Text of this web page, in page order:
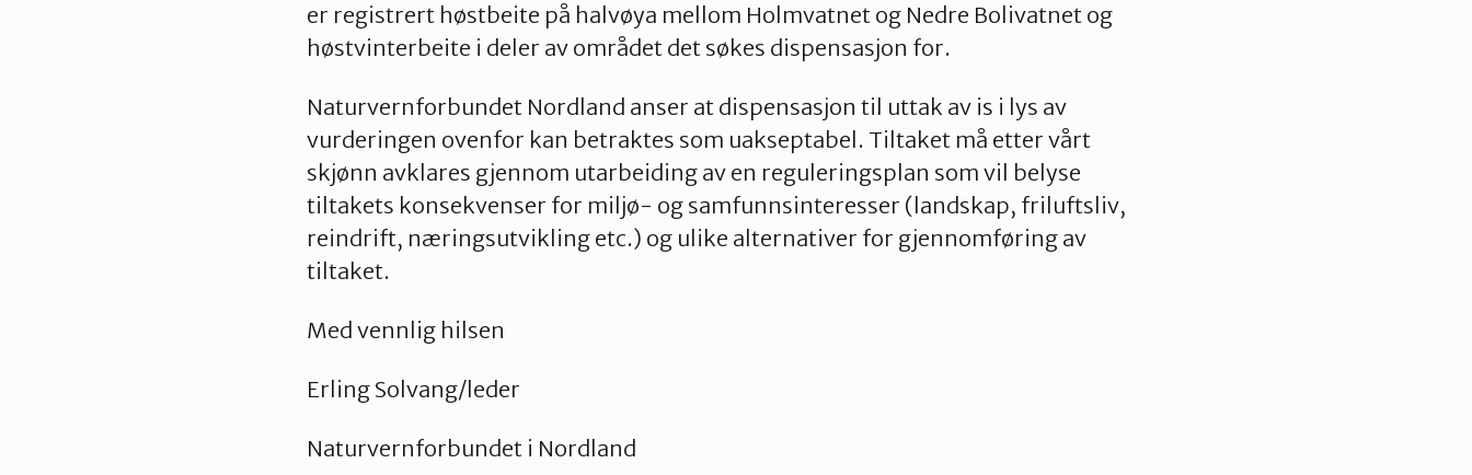
er registrert høstbeite på halvøya mellom Holmvatnet og Nedre Bolivatnet og
høstvinterbeite i deler av området det søkes dispensasjon for.
Naturvernforbundet Nordland anser at dispensasjon til uttak av is i lys av
vurderingen ovenfor kan betraktes som uakseptabel. Tiltaket må etter vårt
skjønn avklares gjennom utarbeiding av en reguleringsplan som vil belyse
tiltakets konsekvenser for miljø- og samfunnsinteresser (landskap, friluftsliv,
reindrift, næringsutvikling etc.) og ulike alternativer for gjennomføring av
tiltaket.
Med vennlig hilsen
Erling Solvang/leder
Naturvernforbundet i Nordland